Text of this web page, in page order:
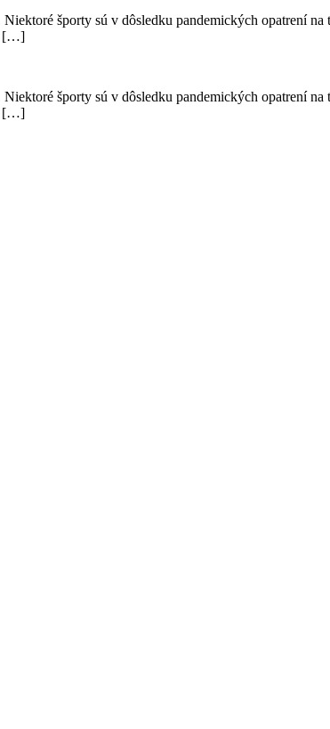
športy sú v dôsledku pandemických opatrení na
[…]
športy sú v dôsledku pandemických opatrení na
[…]